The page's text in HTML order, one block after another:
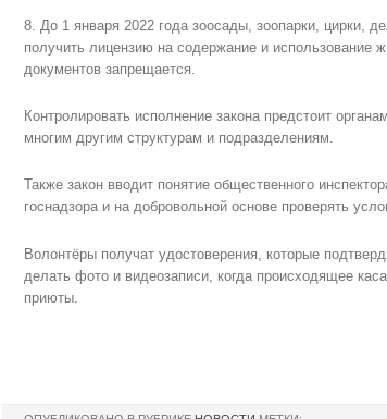
8. До 1 января 2022 года зоосады, зоопарки, цирки,
получить лицензию на содержание и использование
документов запрещается.
Контролировать исполнение закона предстоит
многим другим структурам и подразделениям.
Также закон вводит понятие общественного
госнадзора и на добровольной основе проверять
Волонтёры получат удостоверения, которые
делать фото и видеозаписи, когда происходящее
приюты.